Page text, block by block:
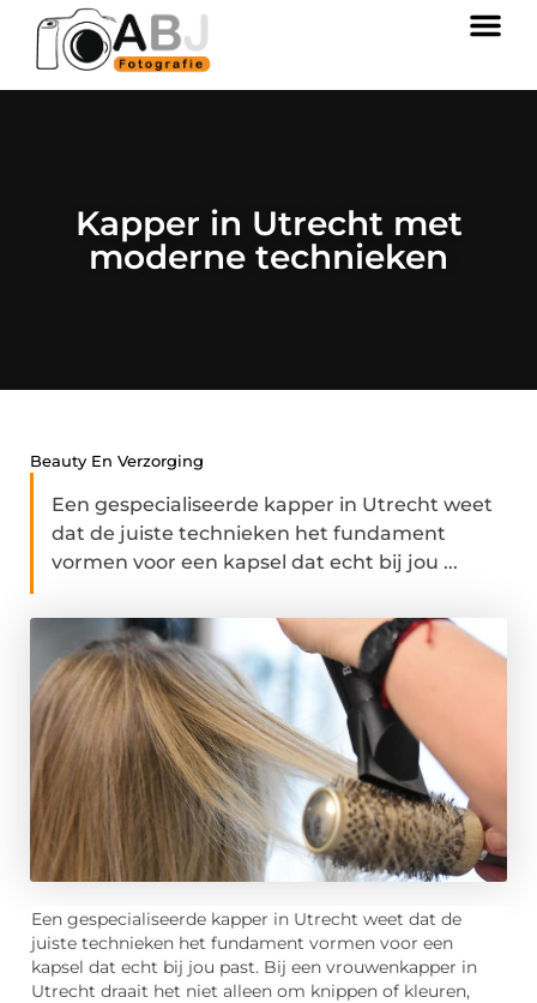
Kapper in Utrecht met
moderne technieken
Beauty En Verzorging
Een gespecialiseerde kapper in Utrecht weet
dat de juiste technieken het fundament
vormen voor een kapsel dat echt bij jou ...
Een gespecialiseerde kapper in Utrecht weet dat de
juiste technieken het fundament vormen voor een
kapsel dat echt bij jou past. Bij een vrouwenkapper in
Utrecht draait het niet alleen om knippen of kleuren,